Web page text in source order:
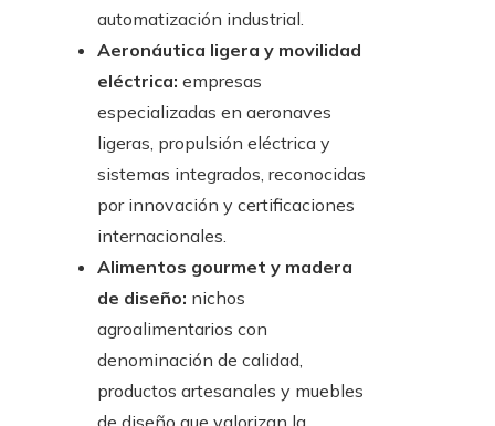
automatización industrial.
Aeronáutica ligera y movilidad
eléctrica: empresas
especializadas en aeronaves
ligeras, propulsión eléctrica y
sistemas integrados, reconocidas
por innovación y certificaciones
internacionales.
Alimentos gourmet y madera
de diseño: nichos
agroalimentarios con
denominación de calidad,
productos artesanales y muebles